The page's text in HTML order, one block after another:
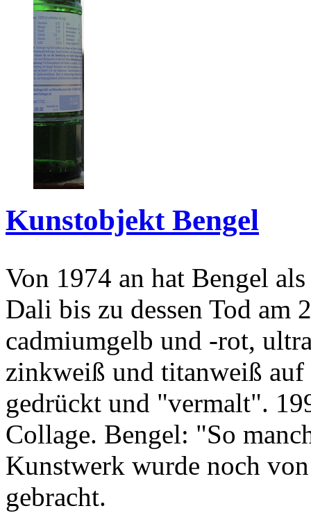
Kunstobjekt Bengel
Von 1974 an hat Bengel
Dali bis zu dessen Tod am
cadmiumgelb und -rot,
zinkweiß und titanweiß
gedrückt und "vermalt".
Collage. Bengel: "So
Kunstwerk wurde noch
gebracht.